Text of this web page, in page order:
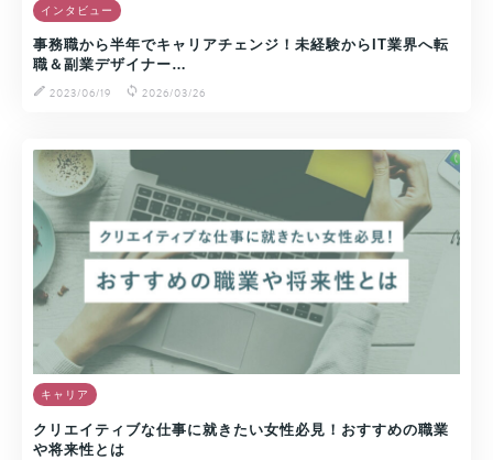
インタビュー
事務職から半年でキャリアチェンジ！未経験からIT業界へ転
職＆副業デザイナー…
2023/06/19
2026/03/26
キャリア
クリエイティブな仕事に就きたい女性必見！おすすめの職業
や将来性とは